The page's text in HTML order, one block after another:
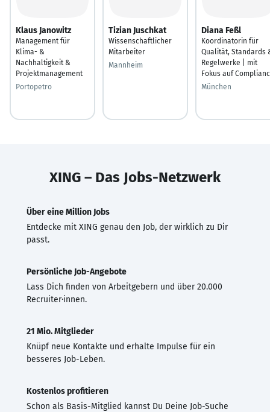
Klaus Janowitz
Management für
Klima- &
Nachhaltigkeit &
Projektmanagement
Portopetro
Tizian Juschkat
Wissenschaftlicher
Mitarbeiter
Mannheim
Diana Feßl
Koordinatorin für
Qualität, Standards
Regelwerke | mit
Fokus auf
München
XING – Das Jobs-Netzwerk
Über eine Million Jobs
Entdecke mit XING genau den Job, der wirklich zu Dir
passt.
Persönliche Job-Angebote
Lass Dich finden von Arbeitgebern und über 20.000
Recruiter·innen.
21 Mio. Mitglieder
Knüpf neue Kontakte und erhalte Impulse für ein
besseres Job-Leben.
Kostenlos profitieren
Schon als Basis-Mitglied kannst Du Deine Job-Suche